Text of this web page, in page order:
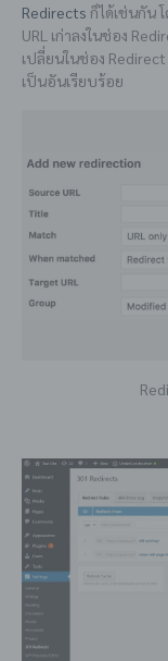
Redirects ก็ได้เช่นกัน
URL เก่าลงในช่อง
เปลี่ยนในช่อง
เป็นอันเรียบร้อย